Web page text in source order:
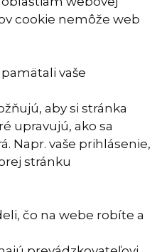
cookie nemôže web
vaše
aby si stránka
upravujú, ako sa
Napr. vaše prihlásenie,
stránku
čo na webe robíte a